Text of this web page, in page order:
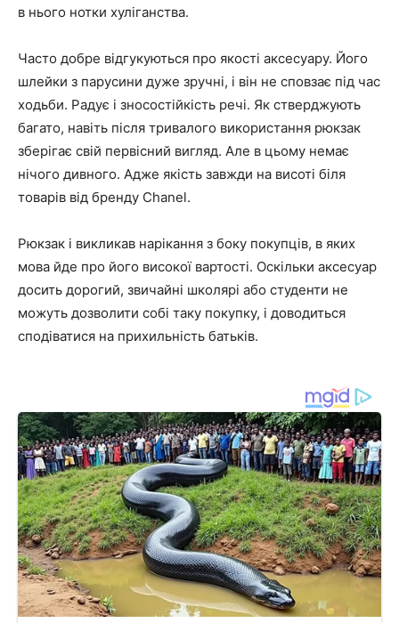
в нього нотки хуліганства.
Часто добре відгукуються про якості аксесуару. Його
шлейки з парусини дуже зручні, і він не сповзає під час
ходьби. Радує і зносостійкість речі. Як стверджують
багато, навіть після тривалого використання рюкзак
зберігає свій первісний вигляд. Але в цьому немає
нічого дивного. Адже якість завжди на висоті біля
товарів від бренду Chanel.
Рюкзак і викликав нарікання з боку покупців, в яких
мова йде про його високої вартості. Оскільки аксесуар
досить дорогий, звичайні школярі або студенти не
можуть дозволити собі таку покупку, і доводиться
сподіватися на прихильність батьків.